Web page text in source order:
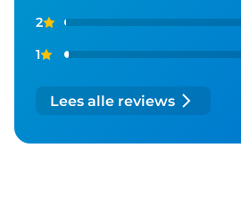
2
1
Lees alle reviews